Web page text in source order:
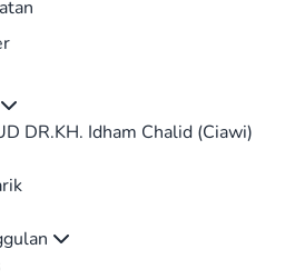
DR.KH. Idham Chalid (Ciawi)